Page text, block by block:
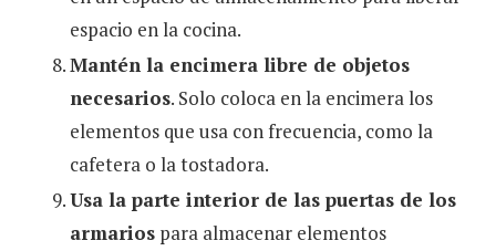
espacio en la cocina.
Mantén la encimera libre de objetos
necesarios. Solo coloca en la encimera los
elementos que usa con frecuencia, como la
cafetera o la tostadora.
Usa la parte interior de las puertas de los
armarios para almacenar elementos